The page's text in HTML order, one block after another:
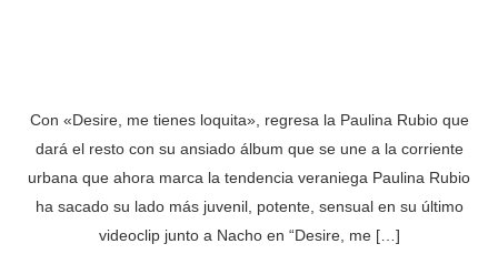
Con «Desire, me tienes loquita», regresa la Paulina Rubio que
dará el resto con su ansiado álbum que se une a la corriente
urbana que ahora marca la tendencia veraniega Paulina Rubio
ha sacado su lado más juvenil, potente, sensual en su último
videoclip junto a Nacho en “Desire, me […]